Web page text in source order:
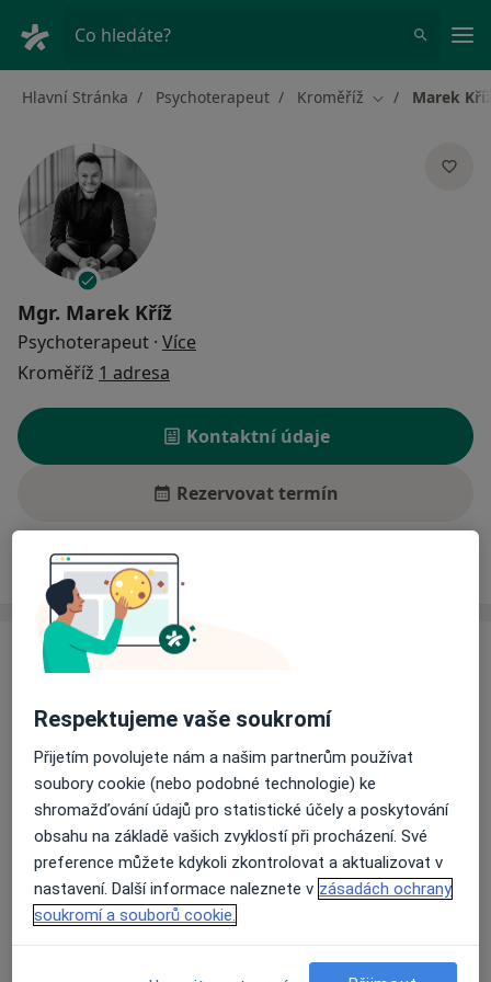
Co hledáte?
Hlavní Stránka Psychoterapeut Kroměříž Změna města
Marek
Mgr. Marek Kříž
Psychoterapeut · Více
Kroměříž 1 adresa
Kontaktní údaje
Rezervovat termín
Zkušenosti Ceník
Zkušenosti
psychologie, KB terapeut ve výcviku, krizový intervent,
pro řidiče. Aktuálně působící v Psychiatrické nemocnici
v Kroměříži na akutním mužském oddělení 6A, v
minulosti pracující na psychoterapeutickém oddělení
18B.
VíceO mně
Odborník na:
Respektujeme vaše soukromí
Přijetím povolujete nám a našim partnerům používat
soubory cookie (nebo podobné technologie) ke
shromažďování údajů pro statistické účely a poskytování
obsahu na základě vašich zvyklostí při procházení. Své
preference můžete kdykoli zkontrolovat a aktualizovat v
nastavení. Další informace naleznete v zásadách ochrany
soukromí a souborů cookie.